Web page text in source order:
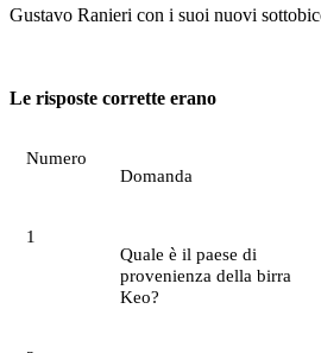
Gustavo Ranieri con i suoi nuovi
Le risposte corrette erano
Numero
Domanda
1
Quale è il paese di
provenienza della birra
Keo?